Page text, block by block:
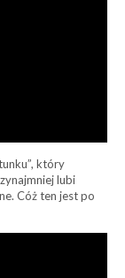
który
lubi
Cóż ten jest po